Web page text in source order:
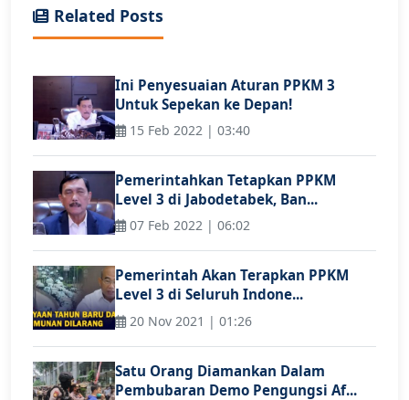
Related Posts
Ini Penyesuaian Aturan PPKM 3
Untuk Sepekan ke Depan!
15 Feb 2022 | 03:40
Pemerintahkan Tetapkan PPKM
Level 3 di Jabodetabek, Ban...
07 Feb 2022 | 06:02
Pemerintah Akan Terapkan PPKM
Level 3 di Seluruh Indone...
20 Nov 2021 | 01:26
Satu Orang Diamankan Dalam
Pembubaran Demo Pengungsi Af...